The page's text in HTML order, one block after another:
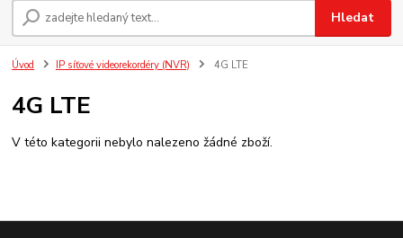
Hledat
Úvod IP síťové videorekordéry (NVR) 4G LTE
4G LTE
V této kategorii nebylo nalezeno žádné zboží.